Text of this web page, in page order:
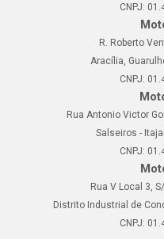
CNPJ:
R. Roberto
Aracília,
CNPJ:
Rua Antonio Victor
Salseiros -
CNPJ:
Rua V Local 3,
Distrito Industrial de
CNPJ: